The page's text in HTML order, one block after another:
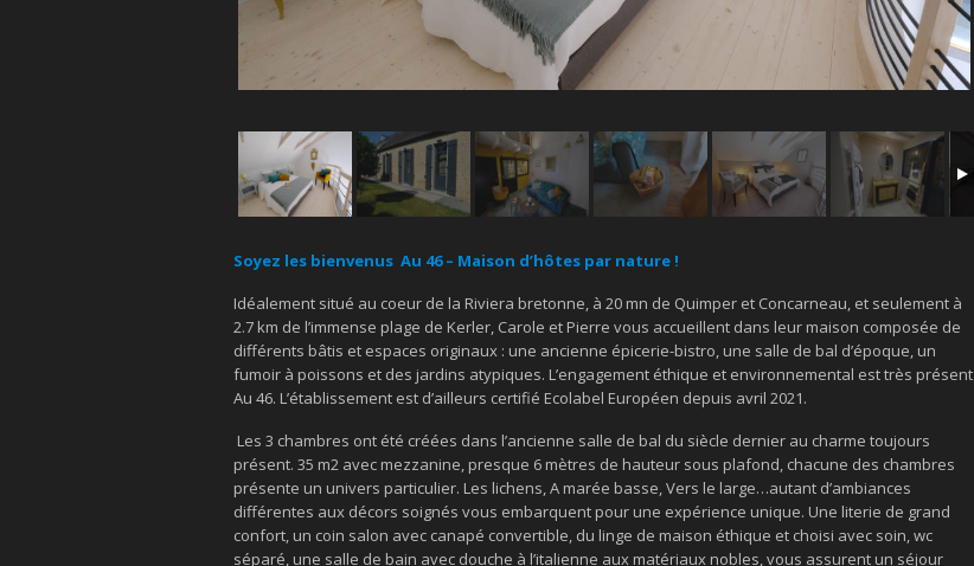
Soyez les bienvenus Au 46 – Maison d’hôtes par nature !
Idéalement situé au coeur de la Riviera bretonne, à 20 mn de Quimper et Concarneau, et seulement à
2.7 km de l’immense plage de Kerler, Carole et Pierre vous accueillent dans leur maison composée de
différents bâtis et espaces originaux : une ancienne épicerie-bistro, une salle de bal d’époque, un
fumoir à poissons et des jardins atypiques. L’engagement éthique et environnemental est très présent
Au 46. L’établissement est d’ailleurs certifié Ecolabel Européen depuis avril 2021.
Les 3 chambres ont été créées dans l’ancienne salle de bal du siècle dernier au charme toujours
présent. 35 m2 avec mezzanine, presque 6 mètres de hauteur sous plafond, chacune des chambres
présente un univers particulier. Les lichens, A marée basse, Vers le large…autant d’ambiances
différentes aux décors soignés vous embarquent pour une expérience unique. Une literie de grand
confort, un coin salon avec canapé convertible, du linge de maison éthique et choisi avec soin, wc
séparé, une salle de bain avec douche à l’italienne aux matériaux nobles, vous assurent un séjour